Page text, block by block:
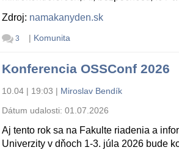
Zdroj: namakanyden.sk
3 | Komunita
Konferencia OSSConf 2026
10.04 | 19:03 | Miroslav Bendík
Dátum udalosti:01.07.2026
Aj tento rok sa na Fakulte riadenia a
Univerzity v dňoch 1-3. júla 2026 bude